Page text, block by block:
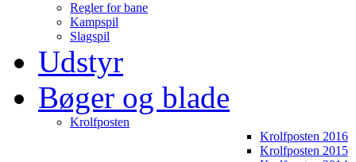
Regler for bane
Kampspil
Slagspil
Udstyr
Bøger og blade
Krolfposten
Krolfposten 2016
Krolfposten 2015